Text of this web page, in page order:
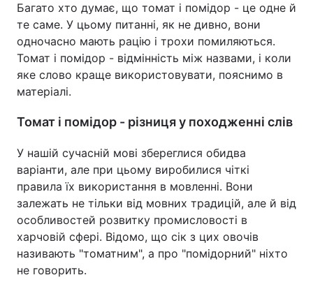
Багато хто думає, що томат і помідор - це одне й
те саме. У цьому питанні, як не дивно, вони
одночасно мають рацію і трохи помиляються.
Томат і помідор - відмінність між назвами, і коли
яке слово краще використовувати, пояснимо в
матеріалі.
Томат і помідор - різниця у походженні слів
У нашій сучасній мові збереглися обидва
варіанти, але при цьому виробилися чіткі
правила їх використання в мовленні. Вони
залежать не тільки від мовних традицій, але й від
особливостей розвитку промисловості в
харчовій сфері. Відомо, що сік з цих овочів
називають "томатним", а про "помідорний" ніхто
не говорить.